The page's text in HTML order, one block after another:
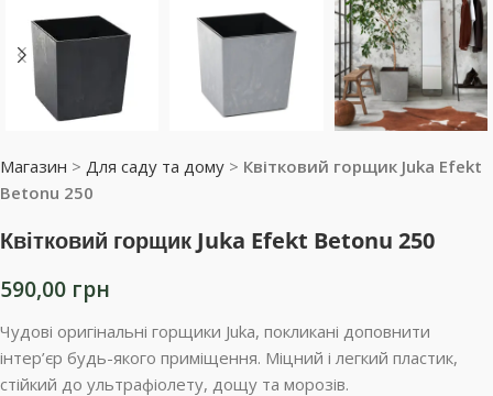
Магазин > Для саду та дому > Квітковий горщик Juka Efekt
Betonu 250
Квітковий горщик Juka Efekt Betonu 250
590,00 грн
Чудові оригінальні горщики Juka, покликані доповнити
інтер’єр будь-якого приміщення. Міцний і легкий пластик,
стійкий до ультрафіолету, дощу та морозів.